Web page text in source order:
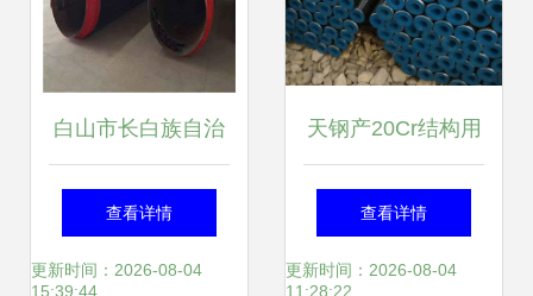
白山市长白族自治
县聚氨酯保温钢管
产品技术标准与规
查看详情
更新时间：2026-08-04
15:39:44
天钢产20Cr结构用
无缝钢管 定制生
产，价格优势解析
查看详情
更新时间：2026-08-04
11:28:22